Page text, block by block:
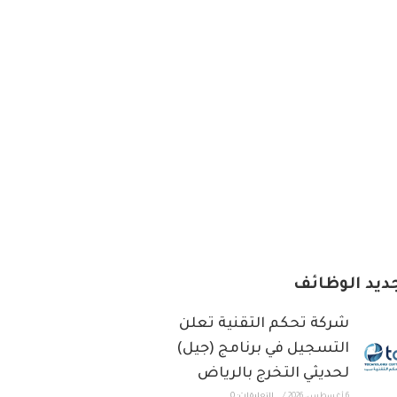
الوظائف
شركة تحكم التقنية تعلن
التسجيل في برنامج (جيل)
لحديثي التخرج بالرياض